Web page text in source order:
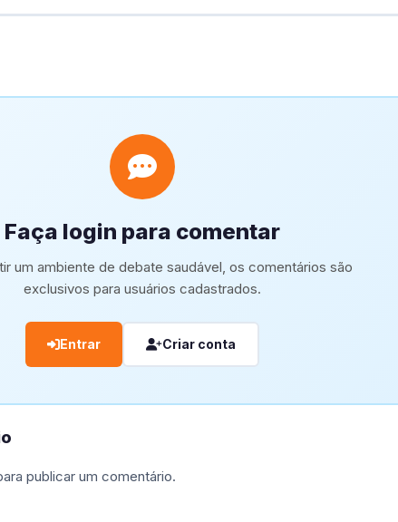
Faça login para comentar
um ambiente de debate saudável, os comentários são
exclusivos para usuários cadastrados.
Entrar Criar conta
publicar um comentário.